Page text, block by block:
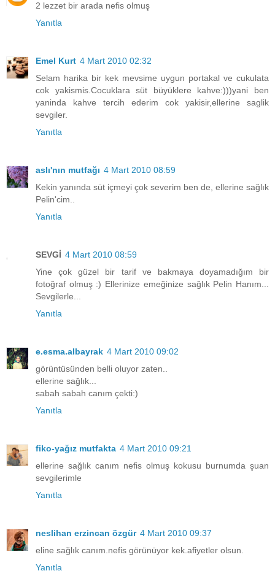
2 lezzet bir arada nefis olmuş
Yanıtla
Emel Kurt 4 Mart 2010 02:32
Selam harika bir kek mevsime uygun portakal ve cukulata
cok yakismis.Cocuklara süt büyüklere kahve:)))yani ben
yaninda kahve tercih ederim cok yakisir,ellerine saglik
sevgiler.
Yanıtla
aslı'nın mutfağı 4 Mart 2010 08:59
Kekin yanında süt içmeyi çok severim ben de, ellerine sağlık
Pelin'cim..
Yanıtla
SEVGİ 4 Mart 2010 08:59
Yine çok güzel bir tarif ve bakmaya doyamadığım bir
fotoğraf olmuş :) Ellerinize emeğinize sağlık Pelin Hanım...
Sevgilerle...
Yanıtla
e.esma.albayrak 4 Mart 2010 09:02
görüntüsünden belli oluyor zaten..
ellerine sağlık...
sabah sabah canım çekti:)
Yanıtla
fiko-yağız mutfakta 4 Mart 2010 09:21
ellerine sağlık canım nefis olmuş kokusu burnumda şuan
sevgilerimle
Yanıtla
neslihan erzincan özgür 4 Mart 2010 09:37
eline sağlık canım.nefis görünüyor kek.afiyetler olsun.
Yanıtla